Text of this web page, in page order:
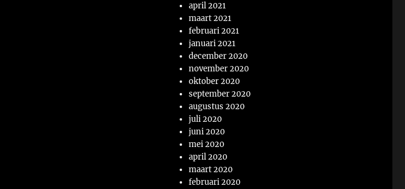
april 2021
maart 2021
februari 2021
januari 2021
december 2020
november 2020
oktober 2020
september 2020
augustus 2020
juli 2020
juni 2020
mei 2020
april 2020
maart 2020
februari 2020